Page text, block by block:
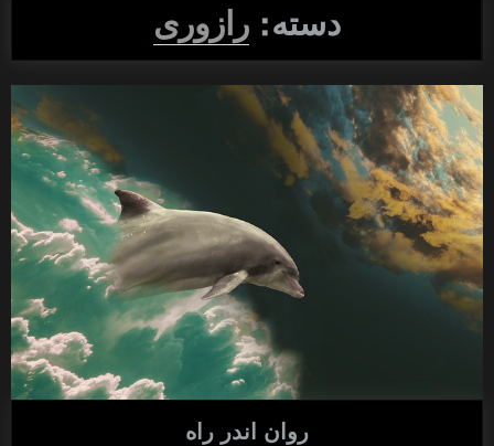
دسته:رازوری
روان اندر راه